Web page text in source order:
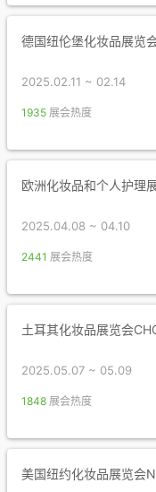
德国纽伦堡化妆品展览
2025.02.11 ~ 02.14
1935 展会热度
欧洲化妆品和个人护理
2025.04.08 ~ 04.10
2441 展会热度
土耳其化妆品展览会
2025.05.07 ~ 05.09
1848 展会热度
美国纽约化妆品展览会